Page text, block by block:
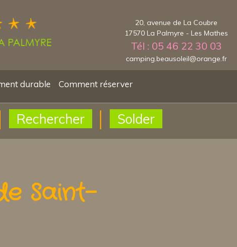
Rechercher Solder
20, avenue de La Coubre
17570 La Palmyre - Les Mathes
Tél : 05 46 22 30 03
camping.beausoleil@orange.fr
durable Comment réserver
Saint-